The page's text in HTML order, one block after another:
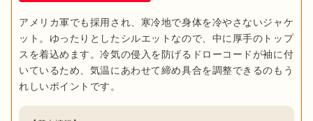
アメリカ軍でも採用され、寒冷地で身体を冷やさないジャケ
ット。ゆったりとしたシルエットなので、中に厚手のトップ
スを着込めます。冷気の侵入を防げるドローコードが袖に付
いているため、気温にあわせて締め具合を調整できるのもう